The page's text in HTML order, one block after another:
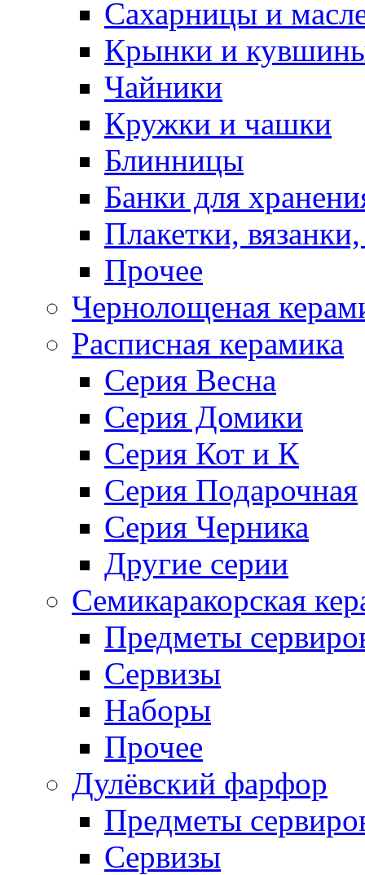
Сахарницы и
Крынки и
Чайники
Кружки и чашки
Блинницы
Банки для
Плакетки,
Прочее
Чернолощеная
Расписная керамика
Серия Весна
Серия Домики
Серия Кот и К
Серия Подарочная
Серия Черника
Другие серии
Семикаракорская
Предметы
Сервизы
Наборы
Прочее
Дулёвский фарфор
Предметы
Сервизы